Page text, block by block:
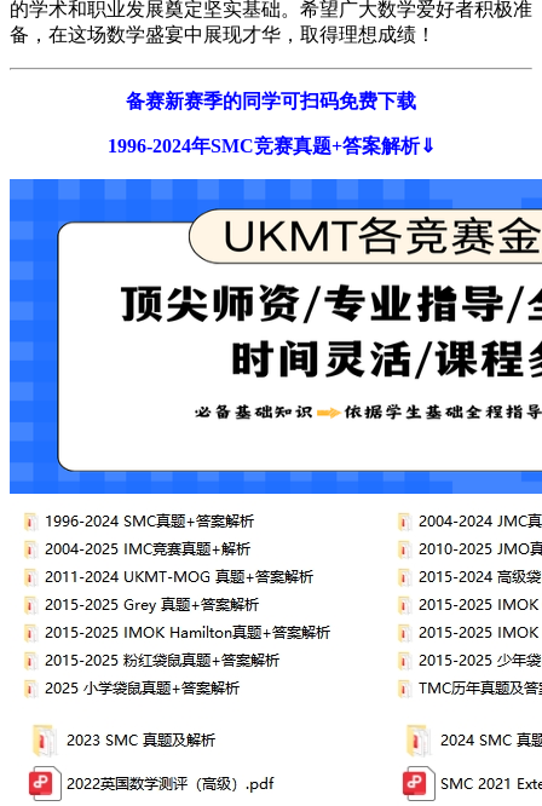
的学术和职业发展奠定坚实基础。希望广大数学爱好者积极准
备，在这场数学盛宴中展现才华，取得理想成绩！
备赛新赛季的同学可扫码免费下载
1996-2024年SMC竞赛真题+答案解析⇓